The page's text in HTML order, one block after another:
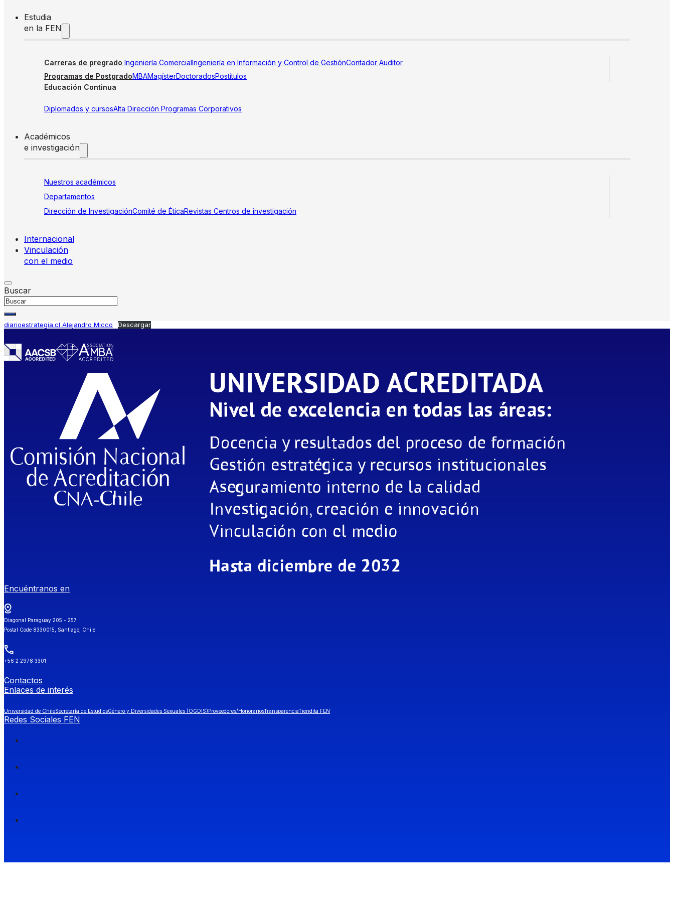
Estudia
en la FEN
Carreras de pregrado Ingeniería ComercialIngeniería en Información y Control de GestiónContador Auditor
Programas de PostgradoMBAMagísterDoctoradosPostítulos
Educación Continua
Diplomados y cursosAlta Dirección Programas Corporativos
Académicos
e investigación
Nuestros académicos
Departamentos
Dirección de InvestigaciónComité de ÉticaRevistas Centros de investigación
Internacional
Vinculación
con el medio
Buscar
diarioestrategia.cl Alejandro Micco Descargar
Encuéntranos en
Diagonal Paraguay 205 - 257
Postal Code 8330015, Santiago, Chile
+56 2 2978 3301
Contactos
Enlaces de interés
Universidad de ChileSecretaría de EstudiosGénero y Diversidades Sexuales (OGDIS)Proveedores/HonorariosTransparenciaTiendita FEN
Redes Sociales FEN